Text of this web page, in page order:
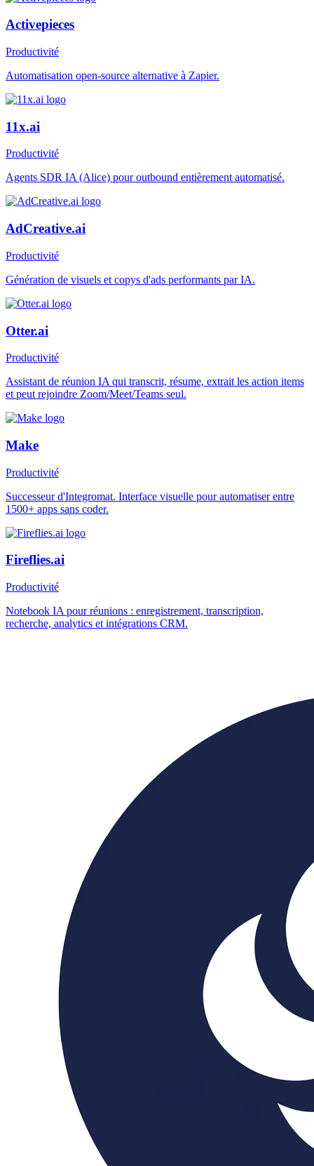
Activepieces
Productivité
Automatisation open-source alternative à Zapier.
11x.ai
Productivité
Agents SDR IA (Alice) pour outbound entièrement automatisé.
AdCreative.ai
Productivité
Génération de visuels et copys d'ads performants par IA.
Otter.ai
Productivité
Assistant de réunion IA qui transcrit, résume, extrait les action items
et peut rejoindre Zoom/Meet/Teams seul.
Make
Productivité
Successeur d'Integromat. Interface visuelle pour automatiser entre
1500+ apps sans coder.
Fireflies.ai
Productivité
Notebook IA pour réunions : enregistrement, transcription,
recherche, analytics et intégrations CRM.